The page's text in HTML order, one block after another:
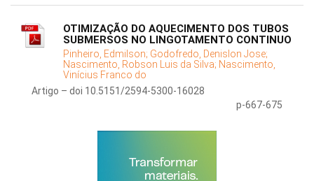
OTIMIZAÇÃO DO AQUECIMENTO DOS TUBOS
SUBMERSOS NO LINGOTAMENTO CONTINUO
Pinheiro, Edmilson; Godofredo, Denislon Jose;
Nascimento, Robson Luis da Silva; Nascimento,
Vinícius Franco do
Artigo – doi 10.5151/2594-5300-16028
p-667-675